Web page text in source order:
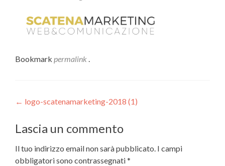
Bookmark permalink .
← logo-scatenamarketing-2018 (1)
Lascia un commento
Il tuo indirizzo email non sarà pubblicato. I campi
obbligatori sono contrassegnati*